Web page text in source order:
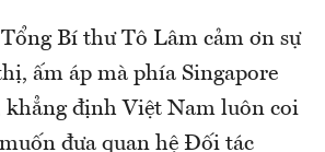
Bí thư Tô Lâm cảm ơn sự
ấm áp mà phía Singapore
khẳng định Việt Nam luôn coi
đưa quan hệ Đối tác